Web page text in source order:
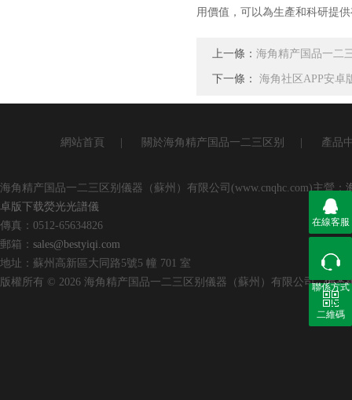
用價值，可以為生產和科研提
上一條： 海角精产国品一二
下一條： 海角社区APP安卓
網站首頁 關於海角精产国品一二三区别 產品
海角精产国品一二三区别儀器（蘇州）有限公司(www.cnqhc.com)主營：
卓版下载熒光光譜儀
傳真：0512-65634826
郵箱： sales@bestyiqi.com
地址：蘇州高新區大同路5號5 幢 701 室
版權所有 © 2026 海角精产国品一二三区别儀器（蘇州）有限公司備案
在線客服
聯係方式
二維碼